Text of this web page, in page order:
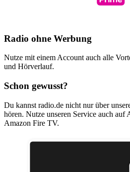
Radio ohne Werbung
Nutze mit einem Account auch alle
und Hörverlauf.
Schon gewusst?
Du kannst radio.de nicht nur über
hören. Nutze unseren Service auch
Amazon Fire TV.